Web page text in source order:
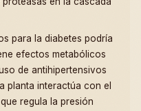
para la diabetes podría
efectos metabólicos
de antihipertensivos
planta interactúa con el
regula la presión